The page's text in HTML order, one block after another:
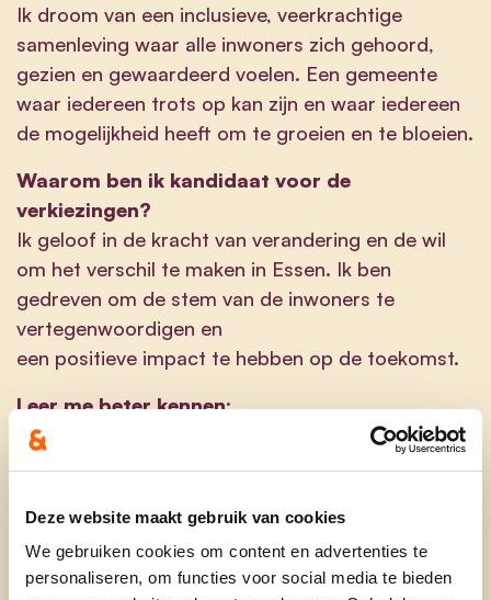
Deze website maakt gebruik van cookies
We gebruiken cookies om content en advertenties te
personaliseren, om functies voor social media te bieden
Ik droom van een inclusieve, veerkrachtige
samenleving waar alle inwoners zich gehoord,
gezien en gewaardeerd voelen. Een gemeente
waar iedereen trots op kan zijn en waar iedereen
de mogelijkheid heeft om te groeien en te bloeien.
Waarom ben ik kandidaat voor de
verkiezingen?
Ik geloof in de kracht van verandering en de wil
om het verschil te maken in Essen. Ik ben
gedreven om de stem van de inwoners te
vertegenwoordigen en
een positieve impact te hebben op de toekomst.
Leer me beter kennen:
Mijn leeftijd: 66
Mijn beroep: Leerkracht
Mijn gezinssituatie: Gehuwd. Andres 38 jaar,